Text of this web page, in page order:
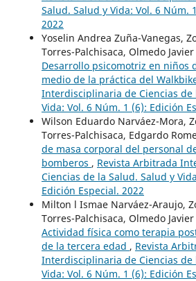
Salud. Salud y Vida: Vol. 6 Núm.
2022
Yoselin Andrea Zuña-Vanegas,
Torres-Palchisaca, Olmedo
Desarrollo psicomotriz en niños
medio de la práctica del
Interdisciplinaria de Ciencias de
Vida: Vol. 6 Núm. 1 (6): Edición
Wilson Eduardo Narváez-Mora,
Torres-Palchisaca, Edgardo
de masa corporal del personal
bomberos , Revista Arbitrada
Ciencias de la Salud. Salud y
Edición Especial. 2022
Milton l Ismae Narváez-Araujo,
Torres-Palchisaca, Olmedo
Actividad física como terapia
de la tercera edad , Revista
Interdisciplinaria de Ciencias de
Vida: Vol. 6 Núm. 1 (6): Edición